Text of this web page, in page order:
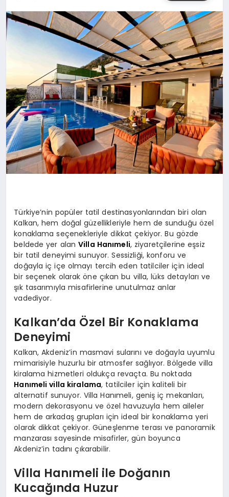
Türkiye’nin popüler tatil destinasyonlarından biri olan
Kalkan, hem doğal güzellikleriyle hem de sunduğu özel
konaklama seçenekleriyle dikkat çekiyor. Bu gözde
beldede yer alanVilla Hanımeli, ziyaretçilerine eşsiz
bir tatil deneyimi sunuyor. Sessizliği, konforu ve
doğayla iç içe olmayı tercih eden tatilciler için ideal
bir seçenek olarak öne çıkan bu villa, lüks detayları ve
şık tasarımıyla misafirlerine unutulmaz anlar
vadediyor.
Kalkan’da Özel Bir Konaklama
Deneyimi
Kalkan, Akdeniz’in masmavi sularını ve doğayla uyumlu
mimarisiyle huzurlu bir atmosfer sağlıyor. Bölgede villa
kiralama hizmetleri oldukça revaçta. Bu noktada
Hanımeli villa kiralama, tatilciler için kaliteli bir
alternatif sunuyor. Villa Hanımeli, geniş iç mekanları,
modern dekorasyonu ve özel havuzuyla hem aileler
hem de arkadaş grupları için ideal bir konaklama yeri
olarak dikkat çekiyor. Güneşlenme terası ve panoramik
manzarası sayesinde misafirler, gün boyunca
Akdeniz’in tadını çıkarabilir.
Villa Hanımeli ile Doğanın
Kucağında Huzur